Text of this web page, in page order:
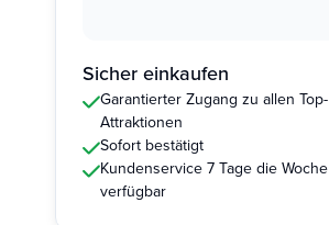
Sicher einkaufen
Garantierter Zugang zu allen Top-
Attraktionen
Sofort bestätigt
Kundenservice 7 Tage die Woche
verfügbar